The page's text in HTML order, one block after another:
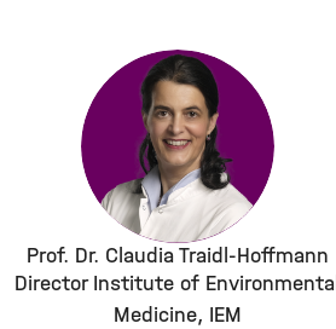
Prof. Dr. Claudia Traidl-Hoffmann
Director Institute of Environmental
Medicine, IEM